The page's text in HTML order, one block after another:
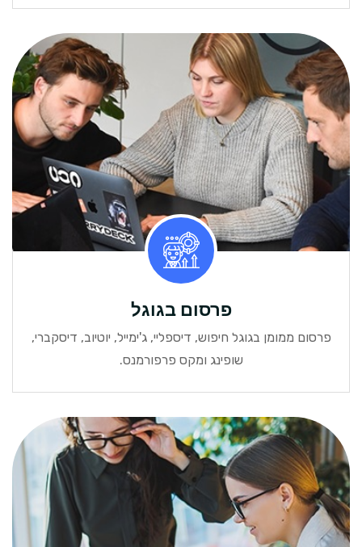
פרסום בגוגל
פרסום ממומן בגוגל חיפוש, דיספליי, ג'ימייל, יוטיוב, דיסקברי,
שופינג ומקס פרפורמנס.